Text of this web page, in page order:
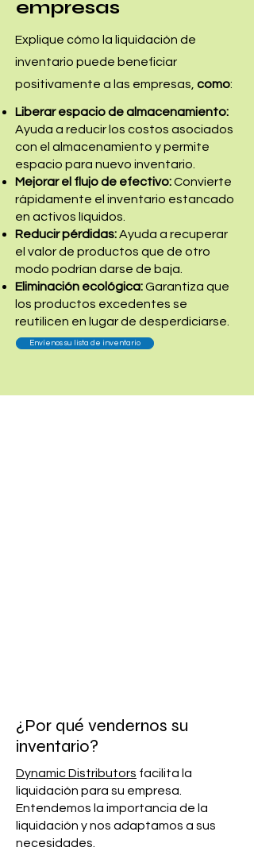
empresas
Explique cómo la liquidación de
inventario puede beneficiar
positivamente a las empresas, como:
Liberar espacio de almacenamiento:
Ayuda a reducir los costos asociados
con el almacenamiento y permite
espacio para nuevo inventario.
Mejorar el flujo de efectivo:Convierte
rápidamente el inventario estancado
en activos líquidos.
Reducir pérdidas:Ayuda a recuperar
el valor de productos que de otro
modo podrían darse de baja.
Eliminación ecológica:Garantiza que
los productos excedentes se
reutilicen en lugar de desperdiciarse.
Envíenos su lista de inventario
¿Por qué vendernos su
inventario?
Dynamic Distributors facilita la
liquidación para su empresa.
Entendemos la importancia de la
liquidación y nos adaptamos a sus
necesidades.